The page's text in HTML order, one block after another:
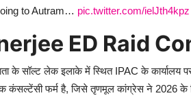
to Autram… pic.twitter.com/ielJth4kpz
ED Raid
के सॉल्ट लेक इलाके में स्थित IPAC के कार्यालय
कंसल्टेंसी फर्म है, जिसे तृणमूल कांग्रेस ने 2026 के